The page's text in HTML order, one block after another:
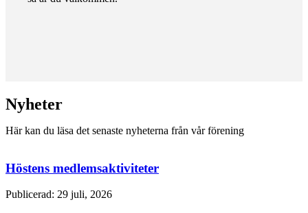
Nyheter
Här kan du läsa det senaste nyheterna från vår förening
Höstens medlemsaktiviteter
Publicerad: 29 juli, 2026